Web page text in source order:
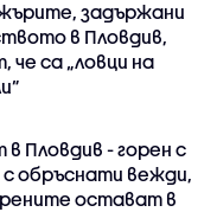
задържани
в Пловдив,
че са „ловци на
Пловдив - горен с
с обръснати вежди,
остават в